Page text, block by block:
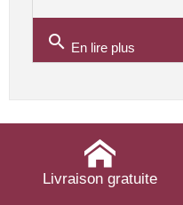
search En lire plus
Livraison gratuite